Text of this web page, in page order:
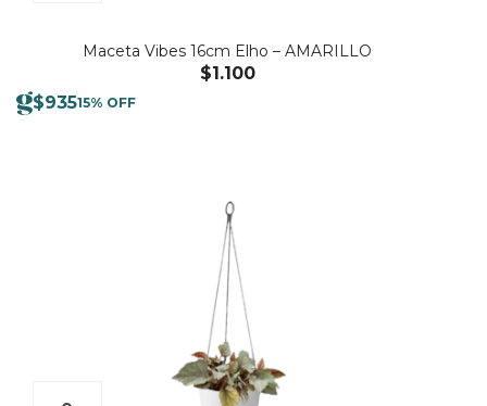
Maceta Vibes 16cm Elho – AMARILLO
$1.100
$93515% OFF